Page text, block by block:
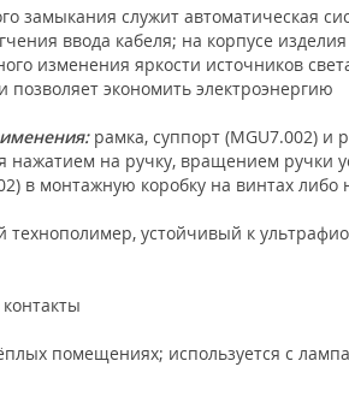
замыкания служит автоматическая
ввода кабеля; на корпусе
изменения яркости источников
экономить электроэнергию
рамка, суппорт (MGU7.002) и
нажатием на ручку, вращением ручки
в монтажную коробку на винтах
устойчивый к
помещениях; используется с